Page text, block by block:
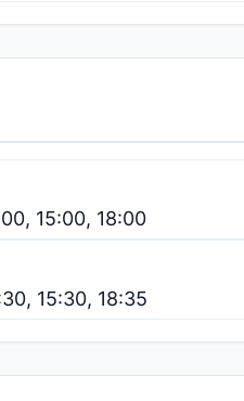
15:00, 18:00
15:30, 18:35